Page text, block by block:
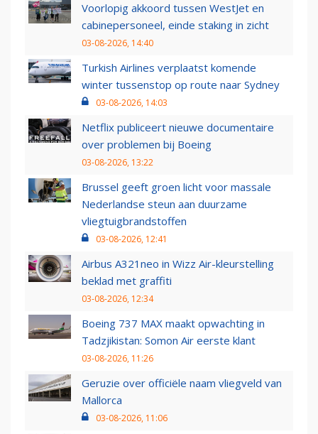
Voorlopig akkoord tussen WestJet en
cabinepersoneel, einde staking in zicht
03-08-2026, 14:40
Turkish Airlines verplaatst komende
winter tussenstop op route naar Sydney
03-08-2026, 14:03
Netflix publiceert nieuwe documentaire
over problemen bij Boeing
03-08-2026, 13:22
Brussel geeft groen licht voor massale
Nederlandse steun aan duurzame
vliegtuigbrandstoffen
03-08-2026, 12:41
Airbus A321neo in Wizz Air-kleurstelling
beklad met graffiti
03-08-2026, 12:34
Boeing 737 MAX maakt opwachting in
Tadzjikistan: Somon Air eerste klant
03-08-2026, 11:26
Geruzie over officiële naam vliegveld van
Mallorca
03-08-2026, 11:06